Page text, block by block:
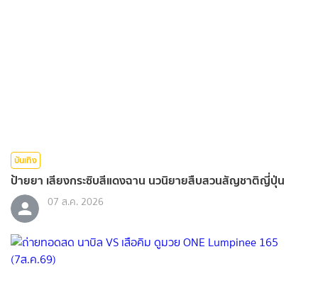
บันเทิง
ป้ายยา เสียงกระซิบสีแดงฉาน นวนิยายสืบสวนสัญชาติญี่ปุ่น
07 ส.ค. 2026